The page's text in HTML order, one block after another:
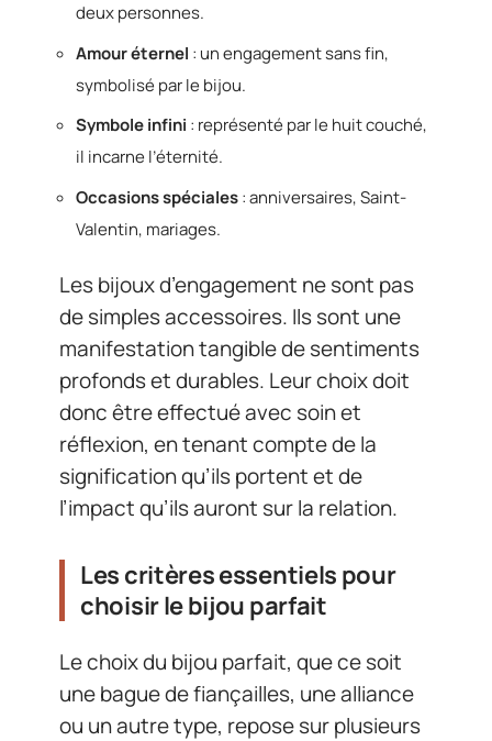
deux personnes.
Amour éternel : un engagement sans fin,
symbolisé par le bijou.
Symbole infini : représenté par le huit couché,
il incarne l’éternité.
Occasions spéciales: anniversaires, Saint-
Valentin, mariages.
Les bijoux d’engagement ne sont pas
de simples accessoires. Ils sont une
manifestation tangible de sentiments
profonds et durables. Leur choix doit
donc être effectué avec soin et
réflexion, en tenant compte de la
signification qu’ils portent et de
l’impact qu’ils auront sur la relation.
Les critères essentiels pour
choisir le bijou parfait
Le choix du bijou parfait, que ce soit
une bague de fiançailles, une alliance
ou un autre type, repose sur plusieurs